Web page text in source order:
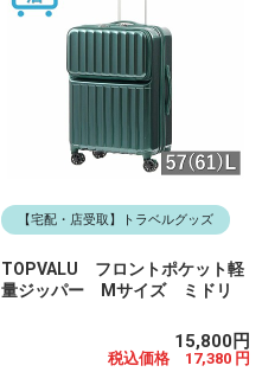
【宅配・店受取】トラベルグッズ
TOPVALU フロントポケット軽
量ジッパー Mサイズ ミドリ
15,800円
税込価格 17,380 円